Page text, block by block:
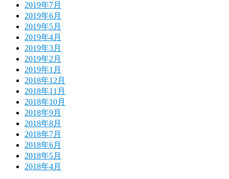
2019年7月
2019年6月
2019年5月
2019年4月
2019年3月
2019年2月
2019年1月
2018年12月
2018年11月
2018年10月
2018年9月
2018年8月
2018年7月
2018年6月
2018年5月
2018年4月